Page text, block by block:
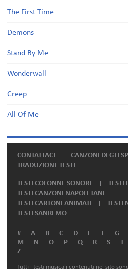
The First Time
Demons
Stand By Me
Wonderwall
Creep
All Of Me
CONTATTACI
CANZONI DEGLI
TRADUZIONE TESTI
TESTI COLONNE SONORE
TESTI
TESTI CANZONI NAPOLETANE
TESTI CARTONI ANIMATI
TESTI
TESTI SANREMO
# A B C D E F G
M
N O P Q R S T
Z
Tutti i testi musicali contenuti nel sito